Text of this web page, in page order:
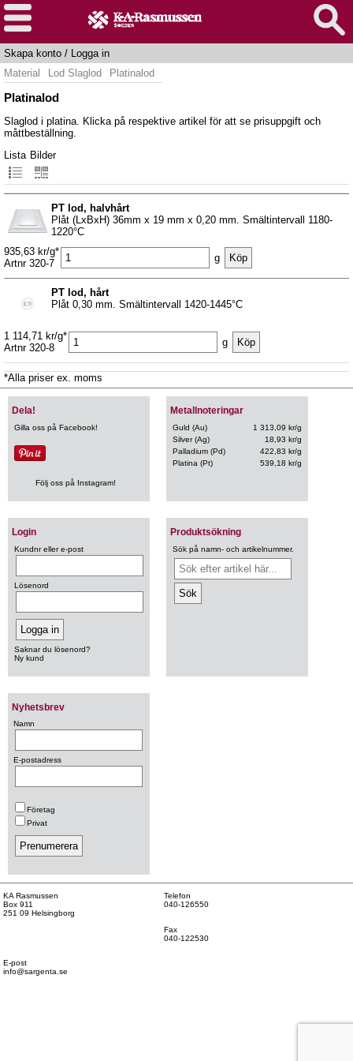
Skapa konto / Logga in
Material
Lod Slaglod Platinalod
Platinalod
Slaglod i platina. Klicka på respektive artikel för att se prisuppgift och
måttbeställning.
Lista Bilder
PT lod, halvhårt
Plåt (LxBxH) 36mm x 19 mm x 0,20 mm. Smältintervall 1180-
1220°C
935,63 kr/g*
Artnr 320-7
g
PT lod, hårt
Plåt 0,30 mm. Smältintervall 1420-1445°C
1 114,71 kr/g*
Artnr 320-8
g
*Alla priser ex. moms
Metallnoteringar
Guld (Au)
1 313,09 kr/g
Silver (Ag)
18,93 kr/g
Palladium (Pd)
422,83 kr/g
Platina (Pt)
539,18 kr/g
Login
Kundnr eller e-post
Lösenord
Saknar du lösenord?
Ny kund
Produktsökning
Sök på namn- och artikelnummer.
Nyhetsbrev
Namn
E-postadress
Företag
Privat
Dela!
Gilla oss på Facebook!
Följ oss på Instagram!
KA Rasmussen
Box 911
251 09 Helsingborg
Telefon
040-126550
Fax
040-122530
E-post
info@sargenta.se